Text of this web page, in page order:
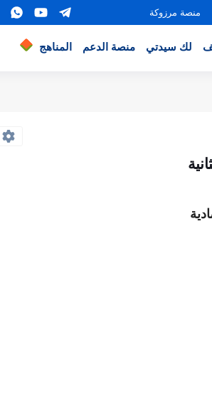
منصة مرزوكة
لك سيدتي منصة الدعم المناهج